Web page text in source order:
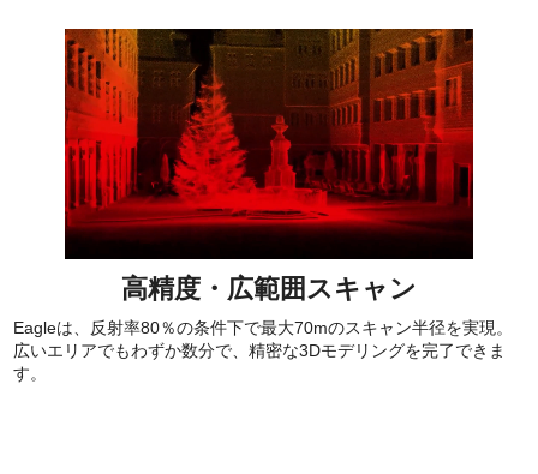
高精度・広範囲スキャン
Eagleは、反射率80％の条件下で最大70mのスキャン半径を実現。
広いエリアでもわずか数分で、精密な3Dモデリングを完了できま
す。